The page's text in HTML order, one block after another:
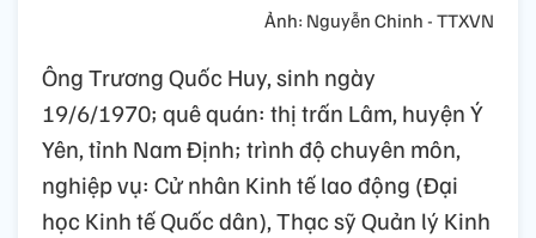
Ảnh: Nguyễn Chinh - TTXVN
Ông Trương Quốc Huy, sinh ngày
19/6/1970; quê quán: thị trấn Lâm, huyện Ý
Yên, tỉnh Nam Định; trình độ chuyên môn,
nghiệp vụ: Cử nhân Kinh tế lao động (Đại
học Kinh tế Quốc dân), Thạc sỹ Quản lý Kinh